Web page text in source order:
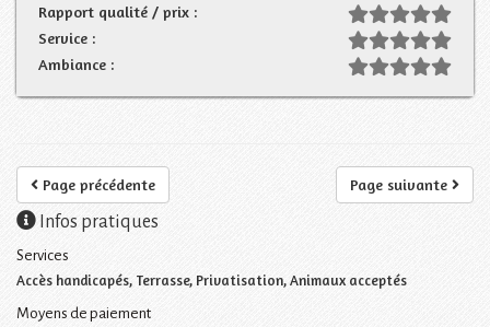
Rapport qualité / prix :
Service :
Ambiance :
Page suivante
Page précédente
Infos pratiques
Services
Accès handicapés, Terrasse, Privatisation, Animaux acceptés
Moyens de paiement